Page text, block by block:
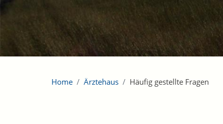
Home Ärztehaus Häufig gestellte Fragen